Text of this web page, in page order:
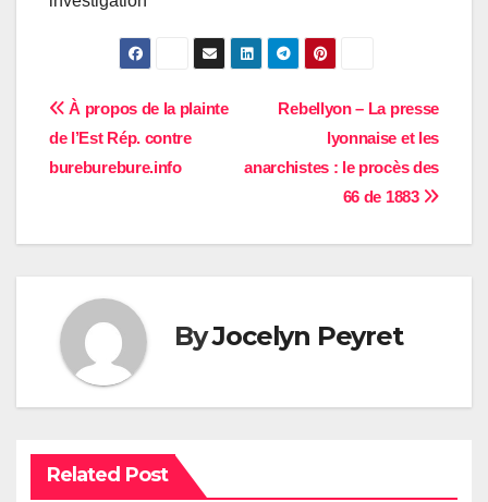
Navigation
de
Rebellyon – La presse
lyonnaise et les
anarchistes : le procès des
66 de 1883
À propos de la plainte
de l’Est Rép. contre
bureburebure.info
ByJocelyn Peyret
Related Post